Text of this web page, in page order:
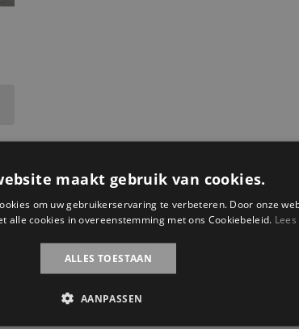
maakt gebruik van cookies.
om uw gebruikerservaring te verbeteren. Door onze
alle cookies in overeenstemming met ons Cookiebeleid.
ALLES TOESTAAN
AANPASSEN